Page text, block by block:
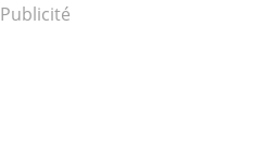
Publicité